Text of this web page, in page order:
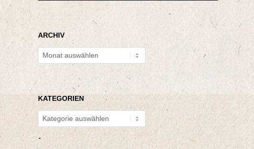
ARCHIV
Archiv
KATEGORIEN
Kategorien